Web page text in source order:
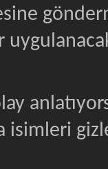
isimleri